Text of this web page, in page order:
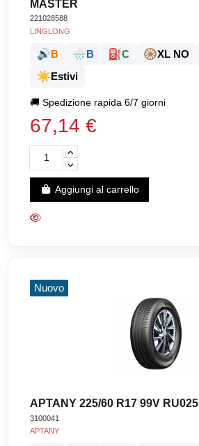
MASTER
221028588
LINGLONG
🔊B 🌧️B ⛽C 🛞XL NO
☀️Estivi
🚚Spedizione rapida 6/7 giorni
67,14 €
Aggiungi al carrello
Nuovo
APTANY 225/60 R17 99V RU025
3100041
APTANY